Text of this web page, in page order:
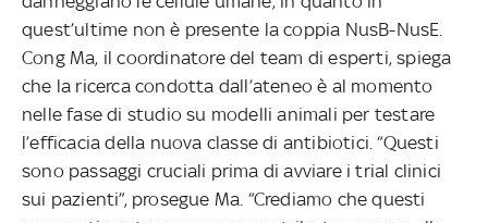
quest’ultime non è presente la coppia NusB-NusE.
Cong Ma, il coordinatore del team di esperti, spiega
che la ricerca condotta dall’ateneo è al momento
nelle fase di studio su modelli animali per testare
l’efficacia della nuova classe di antibiotici. “Questi
sono passaggi cruciali prima di avviare i trial clinici
sui pazienti”, prosegue Ma. “Crediamo che questi